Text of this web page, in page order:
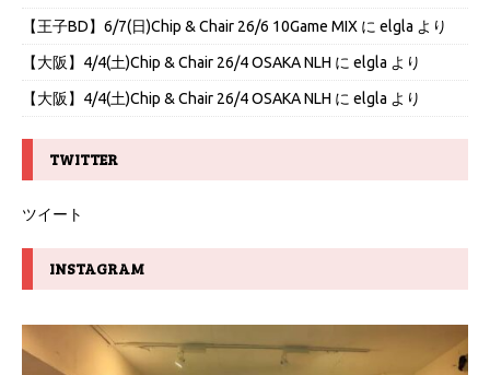
【王子BD】6/7(日)Chip & Chair 26/6 10Game MIX に elgla より
【大阪】4/4(土)Chip & Chair 26/4 OSAKA NLH に elgla より
【大阪】4/4(土)Chip & Chair 26/4 OSAKA NLH に elgla より
TWITTER
ツイート
INSTAGRAM